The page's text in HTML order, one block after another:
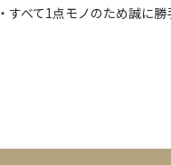
・すべて1点モノのため誠に